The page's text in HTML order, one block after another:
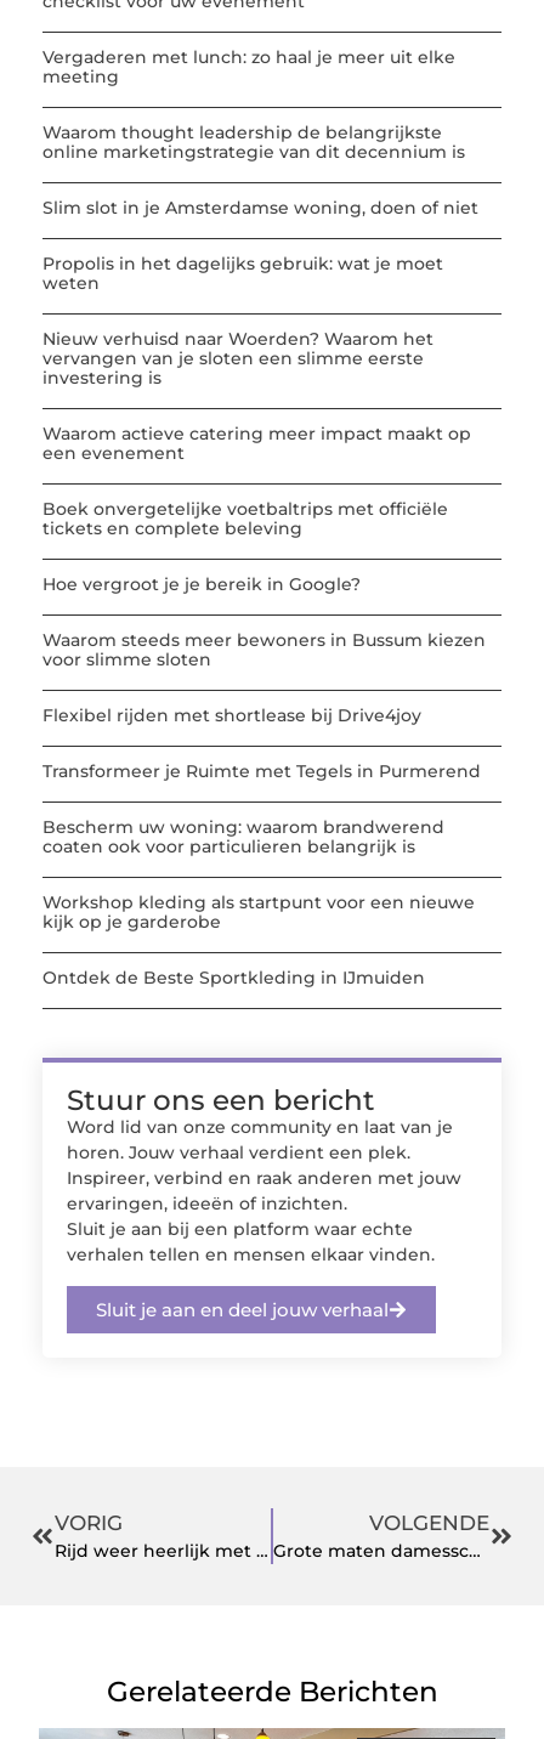
Vergaderen met lunch: zo haal je meer uit elke
meeting
Waarom thought leadership de belangrijkste
online marketingstrategie van dit decennium is
Slim slot in je Amsterdamse woning, doen of niet
Propolis in het dagelijks gebruik: wat je moet
weten
Nieuw verhuisd naar Woerden? Waarom het
vervangen van je sloten een slimme eerste
investering is
Waarom actieve catering meer impact maakt op
een evenement
Boek onvergetelijke voetbaltrips met officiële
tickets en complete beleving
Hoe vergroot je je bereik in Google?
Waarom steeds meer bewoners in Bussum kiezen
voor slimme sloten
Flexibel rijden met shortlease bij Drive4joy
Transformeer je Ruimte met Tegels in Purmerend
Bescherm uw woning: waarom brandwerend
coaten ook voor particulieren belangrijk is
Workshop kleding als startpunt voor een nieuwe
kijk op je garderobe
Ontdek de Beste Sportkleding in IJmuiden
Stuur ons een bericht
Word lid van onze community en laat van je
horen. Jouw verhaal verdient een plek.
Inspireer, verbind en raak anderen met jouw
ervaringen, ideeën of inzichten.
Sluit je aan bij een platform waar echte
verhalen tellen en mensen elkaar vinden.
Sluit je aan en deel jouw verhaal
VORIG
Rijd weer heerlijk met onderdelen voor de Traction Avant
VOLGENDE
Grote maten damesschoenen in maat 42 tot en met 47
Gerelateerde Berichten